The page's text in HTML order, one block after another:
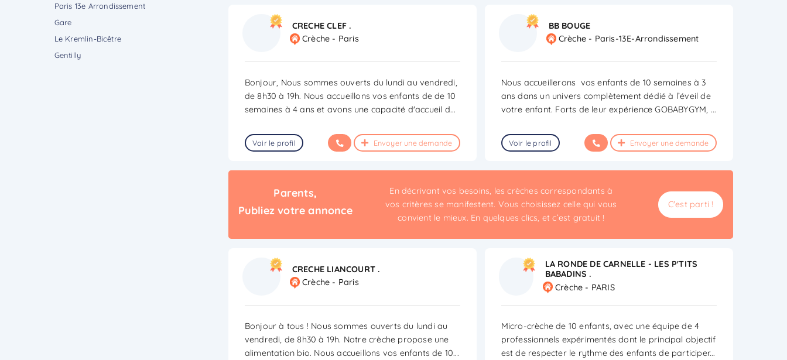
Paris 13e Arrondissement
Gare
Le Kremlin-Bicêtre
Gentilly
CRECHE CLEF .
Crèche - Paris
Bonjour, Nous sommes ouverts du lundi au vendredi,
de 8h30 à 19h. Nous accueillons vos enfants de de 10
semaines à 4 ans et avons une capacité d'accueil d...
Voir le profil Envoyer une demande
BB BOUGE
Crèche - Paris-13E-Arrondissement
Nous accueillerons vos enfants de 10 semaines à 3
ans dans un univers complètement dédié à l’éveil de
votre enfant. Forts de leur expérience GOBABYGYM, ...
Voir le profil Envoyer une demande
Parents,
Publiez votre annonce
En décrivant vos besoins, les crèches correspondants à
vos critères se manifestent. Vous choisissez celle qui vous
convient le mieux. En quelques clics, et c’est gratuit !
C'est parti !
CRECHE LIANCOURT .
Crèche - Paris
Bonjour à tous ! Nous sommes ouverts du lundi au
vendredi, de 8h30 à 19h. Notre crèche propose une
alimentation bio. Nous accueillons vos enfants de 10...
LA RONDE DE CARNELLE - LES P'TITS
BABADINS .
Crèche - PARIS
Micro-crèche de 10 enfants, avec une équipe de 4
professionnels expérimentés dont le principal objectif
est de respecter le rythme des enfants de participer...